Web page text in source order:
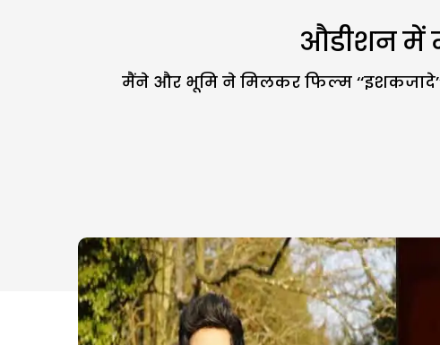
औडीशन में
मैंने और भूमि ने मिलकर फिल्म